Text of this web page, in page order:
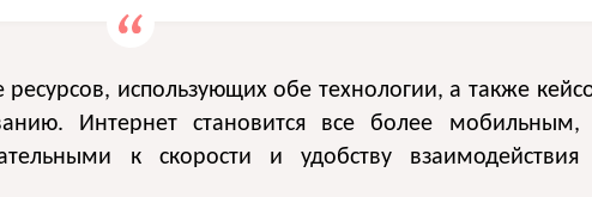
использующих обе технологии, а также
Интернет становится все более мобильным,
к скорости и удобству взаимодействия